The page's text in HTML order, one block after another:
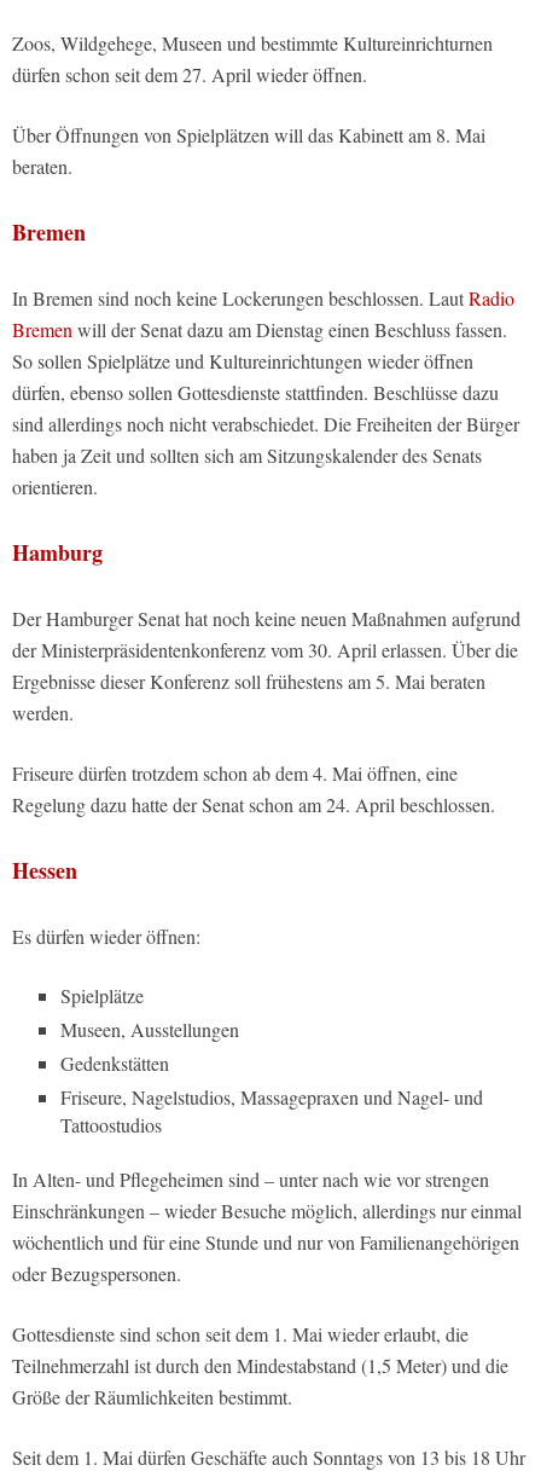
Zoos, Wildgehege, Museen und bestimmte Kultureinrichturnen
dürfen schon seit dem 27. April wieder öffnen.
Über Öffnungen von Spielplätzen will das Kabinett am 8. Mai
beraten.
Bremen
In Bremen sind noch keine Lockerungen beschlossen. LautRadio
Bremen will der Senat dazu am Dienstag einen Beschluss fassen.
So sollen Spielplätze und Kultureinrichtungen wieder öffnen
dürfen, ebenso sollen Gottesdienste stattfinden. Beschlüsse dazu
sind allerdings noch nicht verabschiedet. Die Freiheiten der Bürger
haben ja Zeit und sollten sich am Sitzungskalender des Senats
orientieren.
Hamburg
Der Hamburger Senat hat noch keine neuen Maßnahmen aufgrund
der Ministerpräsidentenkonferenz vom 30. April erlassen. Über die
Ergebnisse dieser Konferenz soll frühestens am 5. Mai beraten
werden.
Friseure dürfen trotzdem schon ab dem 4. Mai öffnen, eine
Regelung dazu hatte der Senat schon am 24. April beschlossen.
Hessen
Es dürfen wieder öffnen:
Spielplätze
Museen, Ausstellungen
Gedenkstätten
Friseure, Nagelstudios, Massagepraxen und Nagel- und
Tattoostudios
In Alten- und Pflegeheimen sind – unter nach wie vor strengen
Einschränkungen – wieder Besuche möglich, allerdings nur einmal
wöchentlich und für eine Stunde und nur von Familienangehörigen
oder Bezugspersonen.
Gottesdienste sind schon seit dem 1. Mai wieder erlaubt, die
Teilnehmerzahl ist durch den Mindestabstand (1,5 Meter) und die
Größe der Räumlichkeiten bestimmt.
Seit dem 1. Mai dürfen Geschäfte auch Sonntags von 13 bis 18 Uhr